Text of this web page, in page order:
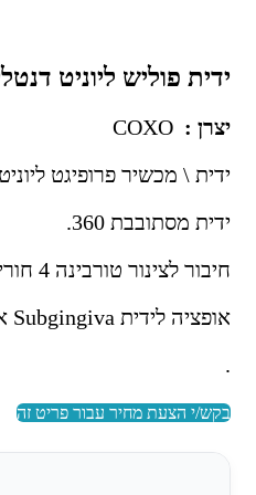
ידית פוליש ליוניט
יצרן :
ידית \ מכשיר פרופיגט
ידית מסתובבת 360.
חיבור לצינור טורבינה 4 חורים , חיבור מהיר Multiflex.
אופציה לידית Subgingiva או Supragingiva.
.
בקש/י הצעת מחיר עבור פריט זה